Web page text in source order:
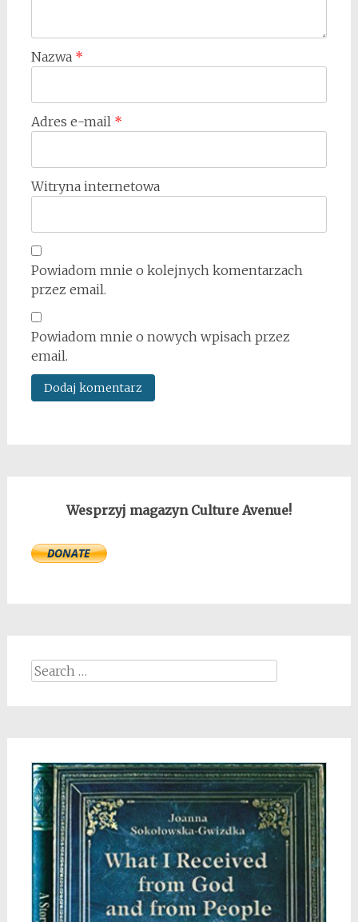
Nazwa *
Adres e-mail *
Witryna internetowa
Powiadom mnie o kolejnych komentarzach
przez email.
Powiadom mnie o nowych wpisach przez
email.
Wesprzyj magazyn Culture Avenue!
Search
for: